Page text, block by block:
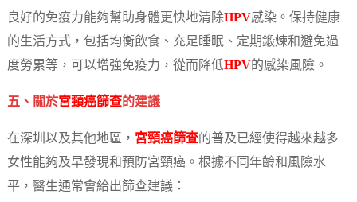
良好的免疫力能夠幫助身體更快地清除HPV感染。保持健康
的生活方式，包括均衡飲食、充足睡眠、定期鍛煉和避免過
度勞累等，可以增強免疫力，從而降低HPV的感染風險。
五、關於宮頸癌篩查的建議
在深圳以及其他地區， 宮頸癌篩查的普及已經使得越來越多
女性能夠及早發現和預防宮頸癌。根據不同年齡和風險水
平，醫生通常會給出篩查建議：